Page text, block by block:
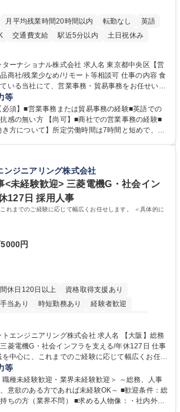
月平均残業時間20時間以内 転勤なし
英語
交通費支給 駅近5分以内 土日祝休み
ル株式会社 求人名 東京都中央区【営
/残業少なめ/リモート等相談可 仕事の内容 食
いる当社にて、営業事務・貿易事務をお任せいた
ートポジションとして、受発注から海外工場との
社事業の根幹を支えていただきます。 ■受発注
工場とのスケジュール調整 ■在庫管理 ■輸入書類
■通関業者を通して行う輸出入業全般 ■倉庫との
ため、商品に関わる全ての業務をサポート頂きま
等
須】■営業事務または貿易事務の経験■英語での
感の無い方 【尚可】■商社での営業事務の経験■
来、外食産業を中心としたお客様の多様なニー
の生産・輸入・販売を一貫して手掛けています。
固な連携によるワンストップサービスが最大の強
格 学歴：大学院 大学 語学力：英語 資格：
ンジニアリング株式会社
<未経験歓迎> 三菱電機G・社会イン
127日 採用人事
れまでのご経験に応じて幅広くお任せします。 ＜具体的に
円
休日120日以上
資格取得支援あり
当あり 時短勤務あり
経験者歓迎
休み 服装自由 寮・社宅あり 食事補助あり
アリング株式会社 求人名 【大阪】総務
電機G・社会インフラを支える/年休127日 仕事
中心に、これまでのご経験に応じて幅広くお任せ
など）
厚生運用 など ※基本的には事務所勤務ですが、
により、関西圏以外への日帰り・宿泊を伴う国内
当業務を持ちつつ、お互いに助け合いながら、総
等
種未経験歓迎・業界未経験歓迎＞ ～総務、人事
意欲のある方であれば未経験OK～ ■歓迎条件：総
不問） ■求める人物像：・社内外の